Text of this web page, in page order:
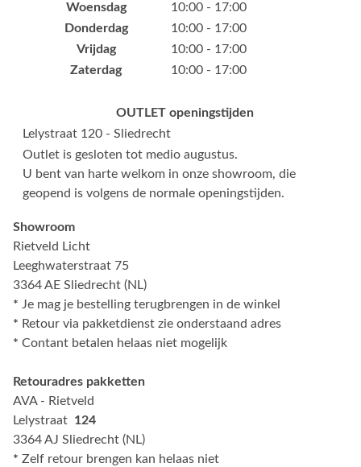
Woensdag
10:00 - 17:00
Donderdag
10:00 - 17:00
Vrijdag
10:00 - 17:00
Zaterdag
10:00 - 17:00
OUTLET openingstijden
Lelystraat 120 - Sliedrecht
Outlet is gesloten tot medio augustus.
U bent van harte welkom in onze showroom, die
geopend is volgens de normale openingstijden.
Showroom
Rietveld Licht
Leeghwaterstraat 75
3364 AE Sliedrecht (NL)
* Je mag je bestelling terugbrengen in de winkel
* Retour via pakketdienst zie onderstaand adres
* Contant betalen helaas niet mogelijk
Retouradres pakketten
AVA - Rietveld
Lelystraat 124
3364 AJ Sliedrecht (NL)
* Zelf retour brengen kan helaas niet